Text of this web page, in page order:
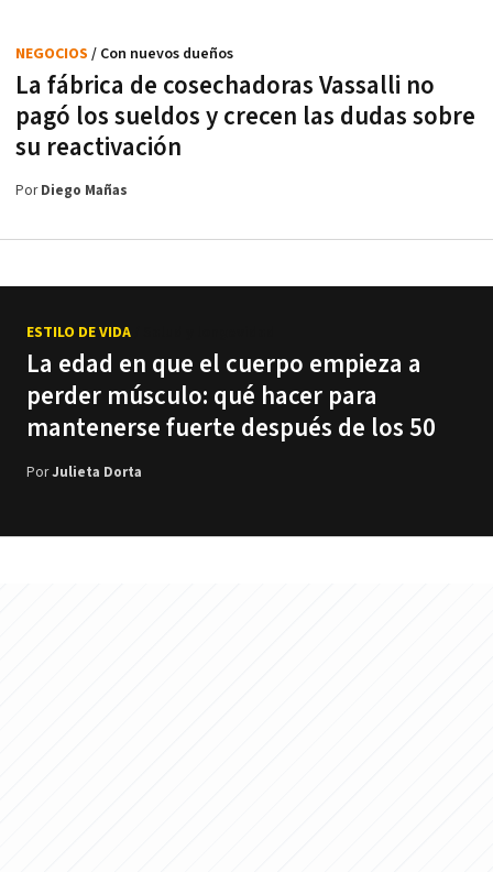
La fábrica de cosechadoras Vassalli no
pagó los sueldos y crecen las dudas sobre
su reactivación
NEGOCIOS / Con nuevos dueños
PorDiego Mañas
La edad en que el cuerpo empieza a
perder músculo: qué hacer para
mantenerse fuerte después de los 50
ESTILO DE VIDA
PorJulieta Dorta